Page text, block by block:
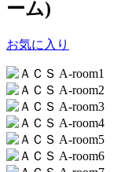
ーム)
お気に入り